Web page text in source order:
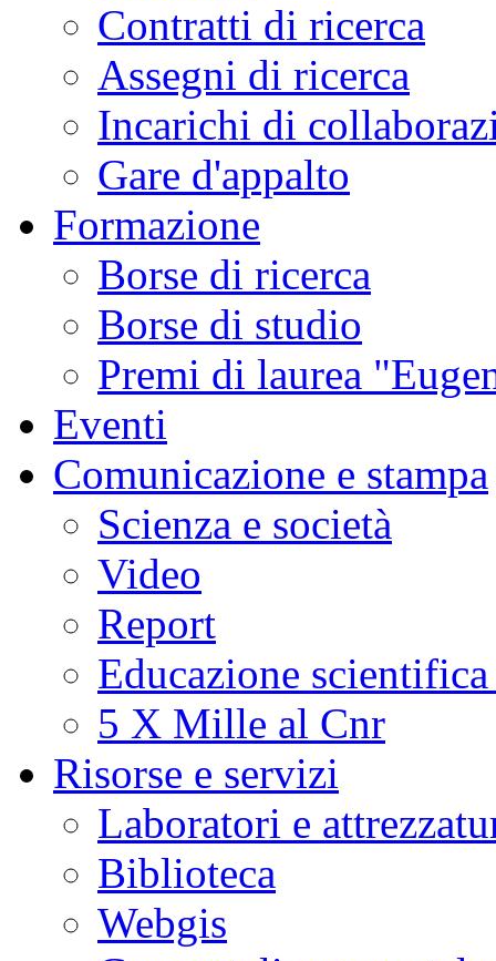
Contratti di ricerca
Assegni di ricerca
Incarichi di
Gare d'appalto
Formazione
Borse di ricerca
Borse di studio
Premi di laurea
Eventi
Comunicazione e stampa
Scienza e società
Video
Report
Educazione
5 X Mille al Cnr
Risorse e servizi
Laboratori e
Biblioteca
Webgis